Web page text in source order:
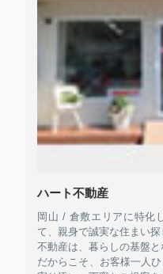
ハート不動産
岡山 / 倉敷エリアに特化
て、親身で誠実な住まい探
不動産は、暮らしの基盤と
だからこそ、お客様一人